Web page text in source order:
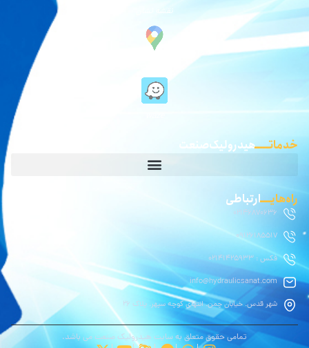
نقشه نشان
خدماتـــــهیدرولیک صنعت
راه‌هایــــارتباطی
02146870636
09126185517
فکس : 02141425933
info@hydraulicsanat.com
شهر قدس. خیابان چمن. انتهای کوچه سپهر. پلاک ۲۶
تمامی حقوق متعلق به سایت هیدرولیک صنعت می باشد.